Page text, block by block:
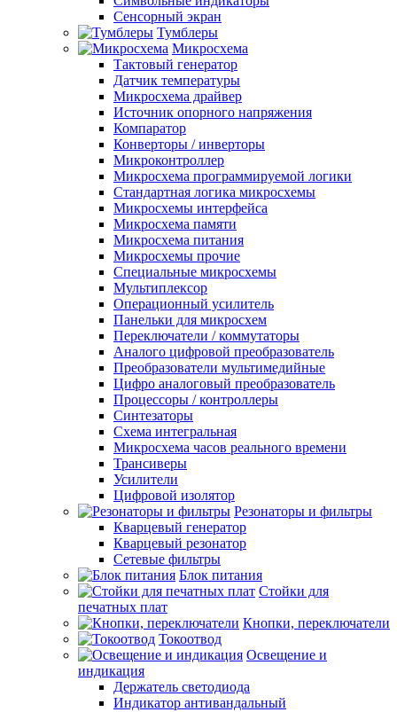
Сенсорный экран
Тумблеры
Микросхема
Тактовый генератор
Датчик температуры
Микросхема драйвер
Источник опорного напряжения
Компаратор
Конверторы / инверторы
Микроконтроллер
Микросхема программируемой логики
Стандартная логика микросхемы
Микросхемы интерфейса
Микросхема памяти
Микросхема питания
Микросхемы прочие
Специальные микросхемы
Мультиплексор
Операционный усилитель
Панельки для микросхем
Переключатели / коммутаторы
Аналого цифровой преобразователь
Преобразователи мультимедийные
Цифро аналоговый преобразователь
Процессоры / контроллеры
Синтезаторы
Схема интегральная
Микросхема часов реального времени
Трансиверы
Усилители
Цифровой изолятор
Резонаторы и фильтры
Кварцевый генератор
Кварцевый резонатор
Сетевые фильтры
Блок питания
Стойки для
печатных плат
Кнопки, переключатели
Токоотвод
Освещение и
индикация
Держатель светодиода
Индикатор антивандальный